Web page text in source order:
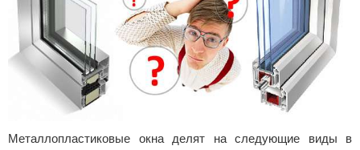
Металлопластиковые окна делят на следующие виды в